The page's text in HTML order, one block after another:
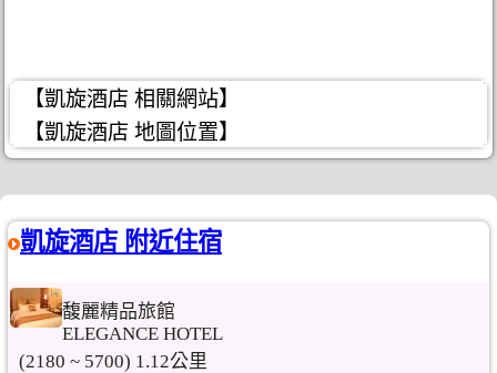
【凱旋酒店 相關網站】
【凱旋酒店 地圖位置】
凱旋酒店 附近住宿
馥麗精品旅館
ELEGANCE HOTEL
(2180 ~ 5700) 1.12公里